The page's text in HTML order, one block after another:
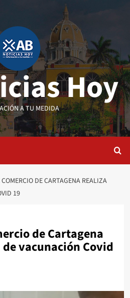
Hoy
A TU MEDIDA
DE CARTAGENA REALIZA
19
de Cartagena
vacunación Covid